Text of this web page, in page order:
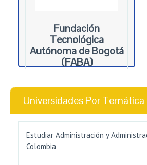
Fundación
Tecnológica
Autónoma de Bogotá
(FABA)
Universidades Por Temática
Estudiar Administración y
Colombia